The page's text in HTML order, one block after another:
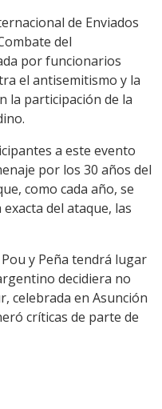
de Enviados
del
por funcionarios
el antisemitismo y la
la participación de la
a este evento
por los 30 años del
como cada año, se
del ataque, las
y Peña tendrá lugar
decidiera no
celebrada en Asunción
críticas de parte de